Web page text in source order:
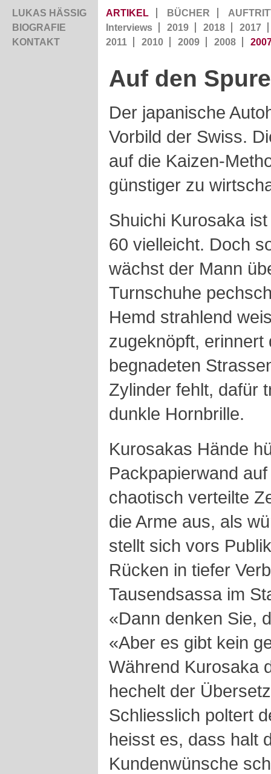
LUKAS HÄSSIG
BIOGRAFIE
KONTAKT
ARTIKEL BÜCHER
Interviews
2019 2018
2017
2011
2010 2009 2008
Auf den
Der japanische
Vorbild der Swiss.
auf die Kaizen-
günstiger zu
Shuichi Kurosaka
60 vielleicht. Doch
wächst der Mann
Turnschuhe
Hemd strahlend
zugeknöpft,
begnadeten
Zylinder fehlt, dafür
dunkle Hornbrille.
Kurosakas Hände
Packpapierwand
chaotisch verteilte
die Arme aus, als
stellt sich vors
Rücken in tiefer
Tausendsassa im
«Dann denken Sie,
«Aber es gibt kein
Während Kurosaka
hechelt der
Schliesslich poltert
heisst es, dass halt
Kundenwünsche